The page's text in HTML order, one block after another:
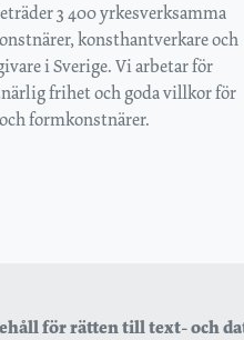
3 400 yrkesverksamma
konsthantverkare och
i Sverige. Vi arbetar för
frihet och goda villkor för
formkonstnärer.
för rätten till text- och